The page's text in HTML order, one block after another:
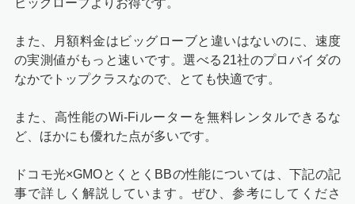
また、月額料金はビッグローブと違いはないのに、速度
の実測値がもっと速いです。選べる21社のプロバイダの
なかでトップクラスなので、とても快適です。
また、高性能のWi-Fiルーターを無料レンタルできるな
ど、ほかにも優れた点が多いです。
ドコモ光×GMOとくとくBBの性能については、下記の記
事で詳しく解説しています。ぜひ、参考にしてくださ